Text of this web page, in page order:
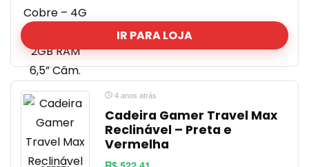
IR PARA LOJA
4 anos atrás
Cadeira Gamer Travel Max
Reclinável – Preta e
Vermelha